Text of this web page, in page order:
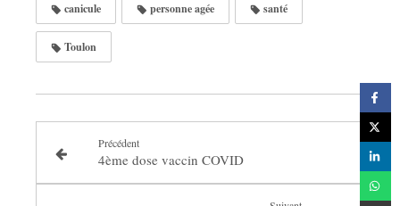
canicule personne agée santé
Toulon
Précédent
4ème dose vaccin COVID